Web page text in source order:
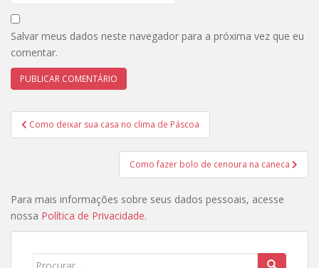
Salvar meus dados neste navegador para a próxima vez que eu
comentar.
Navegação
de
Como deixar sua casa no clima de Páscoa
Como fazer bolo de cenoura na caneca
Para mais informações sobre seus dados pessoais, acesse
nossa Política de Privacidade.
Search